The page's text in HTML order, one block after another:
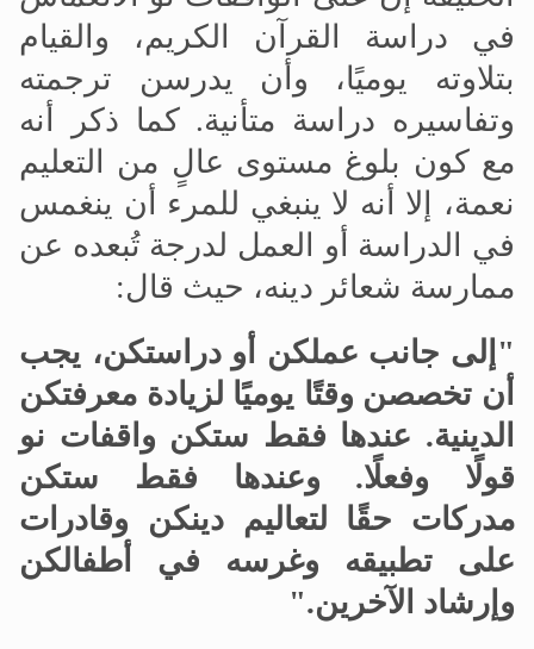
في دراسة القرآن الكريم، والقيام
بتلاوته يوميًا، وأن يدرسن ترجمته
وتفاسيره دراسة متأنية. كما ذكر أنه
مع كون بلوغ مستوى عالٍ من التعليم
نعمة، إلا أنه لا ينبغي للمرء أن ينغمس
في الدراسة أو العمل لدرجة تُبعده عن
ممارسة شعائر دينه، حيث قال:
"إلى جانب عملكن أو دراستكن، يجب
أن تخصصن وقتًا يوميًا لزيادة معرفتكن
الدينية. عندها فقط ستكن واقفات نو
قولًا وفعلًا.
وعندها فقط ستكن
مدركات حقًا لتعاليم دينكن وقادرات
على تطبيقه وغرسه في أطفالكن
وإرشاد الآخرين.
"